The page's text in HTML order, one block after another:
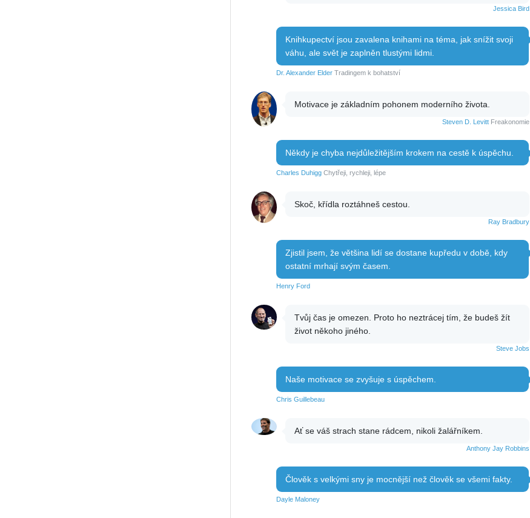
Jessica Bird
Knihkupectví jsou zavalena knihami na téma, jak snížit svoji
váhu, ale svět je zaplněn tlustými lidmi.
Dr. Alexander ElderTradingem k bohatství
Motivace je základním pohonem moderního života.
Steven D. LevittFreakonomie
Někdy je chyba nejdůležitějším krokem na cestě k úspěchu.
Charles DuhiggChytřeji, rychleji, lépe
Skoč, křídla roztáhneš cestou.
Ray Bradbury
Zjistil jsem, že většina lidí se dostane kupředu v době, kdy
ostatní mrhají svým časem.
Henry Ford
Tvůj čas je omezen. Proto ho neztrácej tím, že budeš žít
život někoho jiného.
Steve Jobs
Naše motivace se zvyšuje s úspěchem.
Chris Guillebeau
Ať se váš strach stane rádcem, nikoli žalářníkem.
Anthony Jay Robbins
Člověk s velkými sny je mocnější než člověk se všemi fakty.
Dayle Maloney